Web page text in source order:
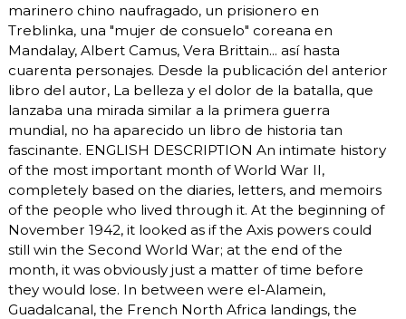
marinero chino naufragado, un prisionero en
Treblinka, una "mujer de consuelo" coreana en
Mandalay, Albert Camus, Vera Brittain... así hasta
cuarenta personajes. Desde la publicación del anterior
libro del autor, La belleza y el dolor de la batalla, que
lanzaba una mirada similar a la primera guerra
mundial, no ha aparecido un libro de historia tan
fascinante. ENGLISH DESCRIPTION An intimate history
of the most important month of World War II,
completely based on the diaries, letters, and memoirs
of the people who lived through it. At the beginning of
November 1942, it looked as if the Axis powers could
still win the Second World War; at the end of the
month, it was obviously just a matter of time before
they would lose. In between were el-Alamein,
Guadalcanal, the French North Africa landings, the